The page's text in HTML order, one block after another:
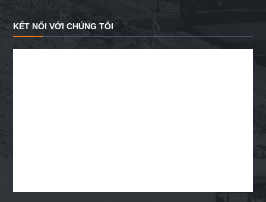
KẾT NỐI VỚI CHÚNG TÔI